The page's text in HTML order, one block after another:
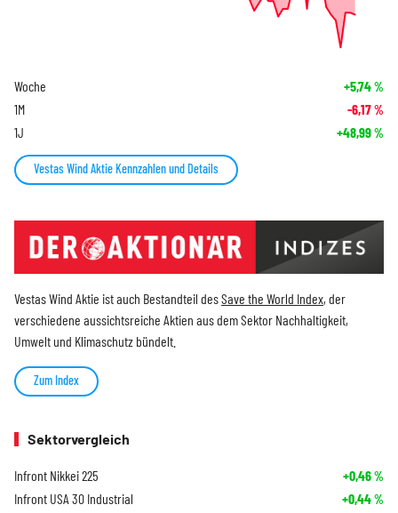
Woche +5,74%
1M -6,17%
1J +48,99%
Vestas Wind Aktie Kennzahlen und Details
Vestas Wind Aktie ist auch Bestandteil desSave the World Index, der
verschiedene aussichtsreiche Aktien aus dem Sektor Nachhaltigkeit,
Umwelt und Klimaschutz bündelt.
Zum Index
Sektorvergleich
Infront Nikkei 225 +0,46%
Infront USA 30 Industrial +0,44%